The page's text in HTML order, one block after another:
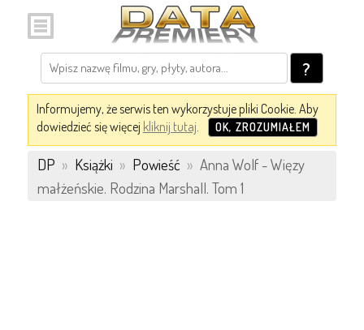
?
Informujemy, że serwis ten wykorzystuje pliki Cookie. Aby
dowiedzieć się więcej kliknij tutaj. OK, ZROZUMIAŁEM
DP » Książki » Powieść » Anna Wolf - Więzy
małżeńskie. Rodzina Marshall. Tom 1